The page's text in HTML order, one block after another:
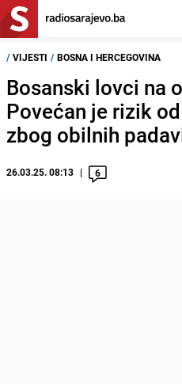
/ VIJESTI / BOSNA I HERCEGOVINA
Bosanski lovci na
Povećan je rizik
zbog obilnih
26.03.25. 08:13 6